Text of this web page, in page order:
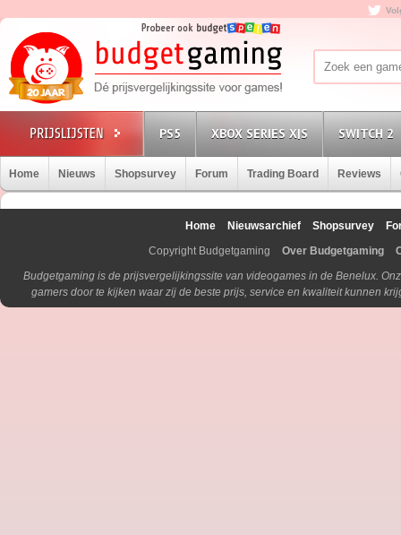
PS5 XBOX SERIES X|S SWITCH 2
Home Nieuws Shopsurvey Forum Trading Board Reviews
Home Nieuwsarchief Shopsurvey
Copyright Budgetgaming
Over Budgetgaming
Budgetgaming is de prijsvergelijkingssite van videogames in de Benelux.
gamers door te kijken waar zij de beste prijs, service en kwaliteit kunnen